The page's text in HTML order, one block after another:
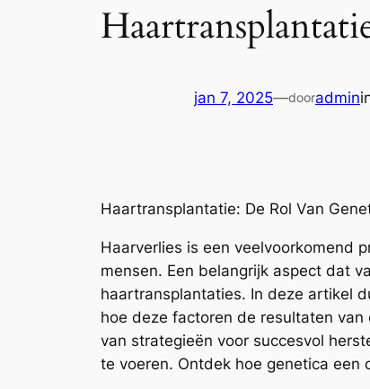
jan 7, 2025—dooradmin
Haartransplantatie: De Rol Van
Haarverlies is een veelvoorkomend
mensen. Een belangrijk aspect dat
haartransplantaties. In deze artikel
hoe deze factoren de resultaten
van strategieën voor succesvol
te voeren. Ontdek hoe genetica een